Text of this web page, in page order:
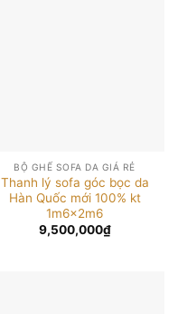
BỘ GHẾ SOFA DA GIÁ RẺ
Thanh lý sofa góc bọc da
Hàn Quốc mới 100% kt
1m6x2m6
9,500,000₫